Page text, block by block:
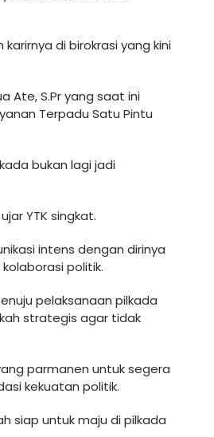
di birokrasi yang kini
Ate, S.Pr yang saat ini
Terpadu Satu Pintu
bukan lagi jadi
YTK singkat.
intens dengan dirinya
politik.
pelaksanaan pilkada
strategis agar tidak
parmanen untuk segera
kekuatan politik.
siap untuk maju di pilkada